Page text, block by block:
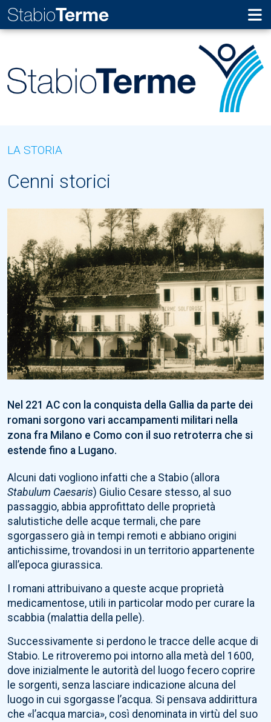
Stabio Terme
LA STORIA
Cenni storici
Nel 221 AC con la conquista della Gallia da parte dei
romani sorgono vari accampamenti militari nella
zona fra Milano e Como con il suo retroterra che si
estende fino a Lugano.
Alcuni dati vogliono infatti che a Stabio (allora
Stabulum Caesaris) Giulio Cesare stesso, al suo
passaggio, abbia approfittato delle proprietà
salutistiche delle acque termali, che pare
sgorgassero già in tempi remoti e abbiano origini
antichissime, trovandosi in un territorio appartenente
all’epoca giurassica.
I romani attribuivano a queste acque proprietà
medicamentose, utili in particolar modo per curare la
scabbia (malattia della pelle).
Successivamente si perdono le tracce delle acque di
Stabio. Le ritroveremo poi intorno alla metà del 1600,
dove inizialmente le autorità del luogo fecero coprire
le sorgenti, senza lasciare indicazione alcuna del
luogo in cui sgorgasse l’acqua. Si pensava addirittura
che «l’acqua marcia», così denominata in virtù del suo